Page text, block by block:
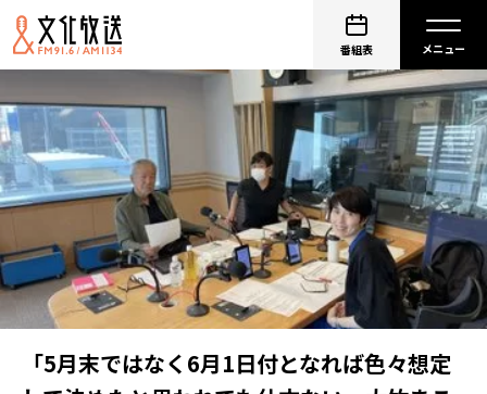
番組表
「5月末ではなく6月1日付となれば色々想定